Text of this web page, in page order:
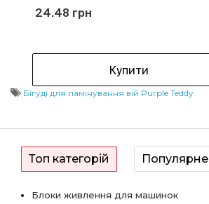
24.48 грн
Купити
Бігуді для ламінування вій Purple Teddy
Топ категорій Популярне
Блоки живлення для машинок